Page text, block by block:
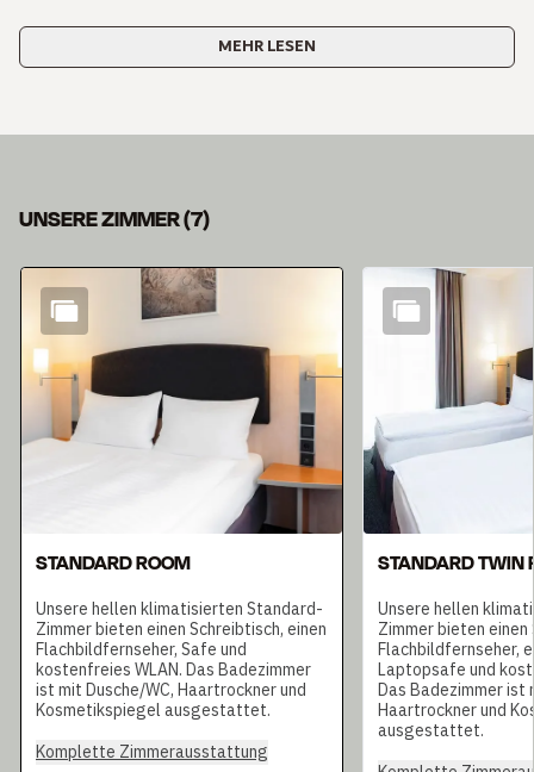
MEHR LESEN
UNSERE ZIMMER(7)
Dia 1 von 7
STANDARD ROOM
Unsere hellen klimatisierten Standard-
Zimmer bieten einen Schreibtisch, einen
Flachbildfernseher, Safe und
kostenfreies WLAN. Das Badezimmer
ist mit Dusche/WC, Haartrockner und
Kosmetikspiegel ausgestattet.
Komplette Zimmerausstattung
STANDARD TWIN
Unsere hellen
Zimmer bieten einen
Flachbildfernseher,
Laptopsafe und
Das Badezimmer ist
Haartrockner und
ausgestattet.